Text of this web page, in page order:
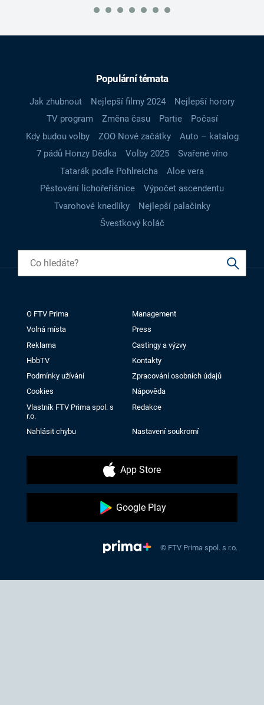
Populární témata
Jak zhubnout Nejlepší filmy 2024
Nejlepší horory
TV program
Změna času Partie
Počasí
Kdy budou volby
ZOO Nové začátky
Auto – katalog
7 pádů Honzy Dědka
Volby 2025
Svařené víno
Tatarák podle Pohlreicha
Aloe vera
Pěstování lichořeřišnice
Výpočet ascendentu
Tvarohové knedlíky
Nejlepší palačinky
Švestkový koláč
O FTV Prima
Management
Volná místa
Press
Reklama
Castingy a výzvy
HbbTV
Kontakty
Podmínky užívání
Zpracování osobních údajů
Cookies
Nápověda
Vlastník FTV Prima spol. s
r.o.
Redakce
Nahlásit chybu Nastavení soukromí
App Store
Google Play
© FTV Prima spol. s r.o.